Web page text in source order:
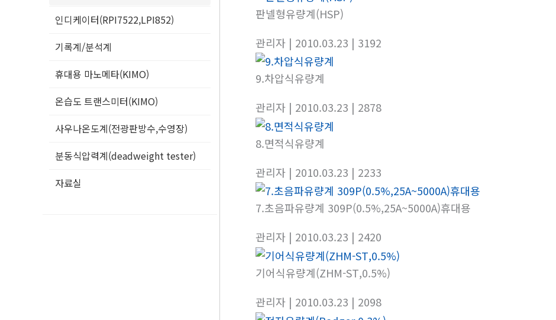
인디케이터(RPI7522,LPI852)
기록계/분석계
휴대용 마노메타(KIMO)
온습도 트랜스미터(KIMO)
사우나온도계(전광판방수,수영장)
분동식압력계(deadweight tester)
자료실
판넬형유량계(HSP)
관리자 | 2010.03.23 | 3192
9.차압식유량계
관리자 | 2010.03.23 | 2878
8.면적식유량계
관리자 | 2010.03.23 | 2233
7.초음파유량계 309P(0.5%,25A~5000A)휴대용
관리자 | 2010.03.23 | 2420
기어식유량계(ZHM-ST,0.5%)
관리자 | 2010.03.23 | 2098